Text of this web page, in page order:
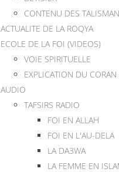
CONTENU DES
ACTUALITE DE LA ROQYA
ECOLE DE LA FOI (VIDEOS)
VOIE SPIRITUELLE
EXPLICATION DU CORAN
AUDIO
TAFSIRS RADIO
FOI EN ALLAH
FOI EN L'AU-DELA
LA DA3WA
LA FEMME EN